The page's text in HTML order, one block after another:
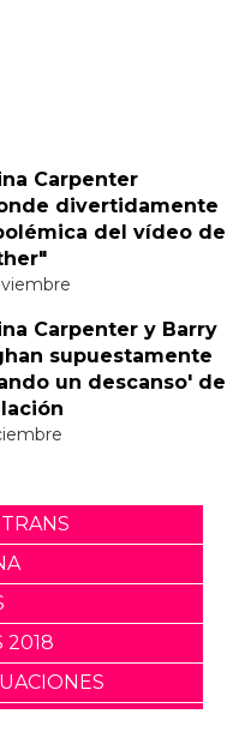
Carpenter
divertidamente
del vídeo de
Carpenter y Barry
supuestamente
un descanso' de
2018